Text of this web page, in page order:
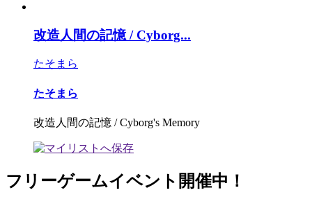
改造人間の記憶 / Cyborg...
たそまら
たそまら
改造人間の記憶 / Cyborg's Memory
フリーゲームイベント開催中！